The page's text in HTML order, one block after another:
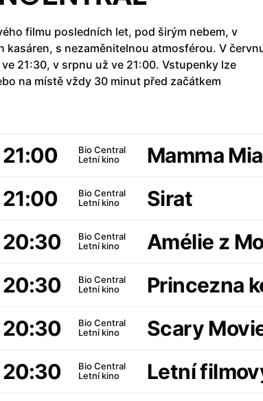
filmu posledních let, pod širým nebem, v
kasáren, s nezaměnitelnou atmosférou. V
21:30, v srpnu už ve 21:00. Vstupenky lze
na místě vždy 30 minut před začátkem
21:00
Bio Central
Letní kino
Mamma
21:00
Bio Central
Letní kino
Sirat
20:30
Bio Central
Letní kino
Amélie z
20:30
Bio Central
Letní kino
Princezna
20:30
Bio Central
Letní kino
Scary
20:30
Bio Central
Letní kino
Letní